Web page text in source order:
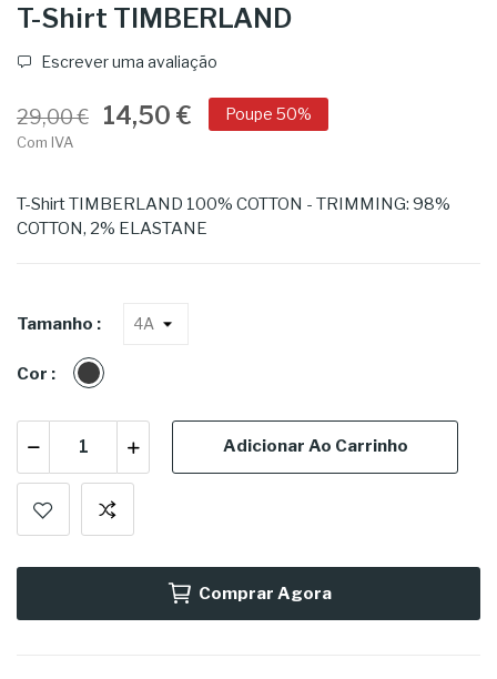
T-Shirt TIMBERLAND
Escrever uma avaliação
29,00 € 14,50 € Poupe 50%
Com IVA
T-Shirt TIMBERLAND 100% COTTON - TRIMMING: 98%
COTTON, 2% ELASTANE
Tamanho :
Cor : Cinzas|Pratas
Adicionar Ao Carrinho
Comprar Agora